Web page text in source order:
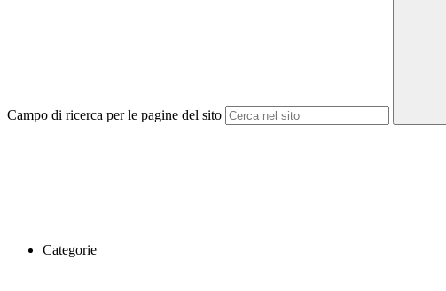
Campo di ricerca per le pagine del sito
Categorie